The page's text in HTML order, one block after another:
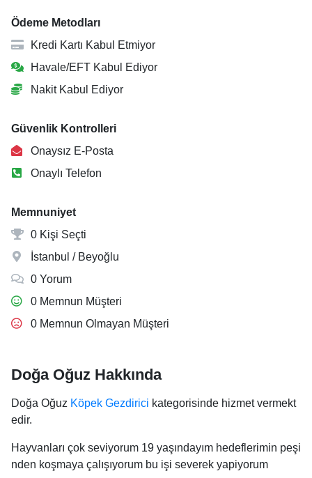
Ödeme Metodları
Kredi Kartı Kabul Etmiyor
Havale/EFT Kabul Ediyor
Nakit Kabul Ediyor
Güvenlik Kontrolleri
Onaysız E-Posta
Onaylı Telefon
Memnuniyet
0 Kişi Seçti
İstanbul / Beyoğlu
0 Yorum
0 Memnun Müşteri
0 Memnun Olmayan Müşteri
Doğa Oğuz Hakkında
Doğa Oğuz Köpek Gezdirici kategorisinde hizmet vermekt
edir.
Hayvanları çok seviyorum 19 yaşındayım hedeflerimin peşi
nden koşmaya çalışıyorum bu işi severek yapiyorum